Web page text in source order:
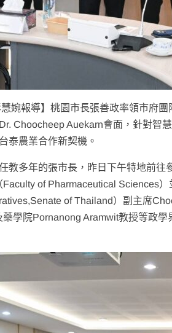
慧婉報導】桃園市長張善政率領市府
Choocheep Auekarn會面，針對智
泰農業合作新契機。
教多年的張市長，昨日下午特地前
of Pharmaceutical Sciences
of Thailand）副主席
學院Pornanong Aramwit教授等政